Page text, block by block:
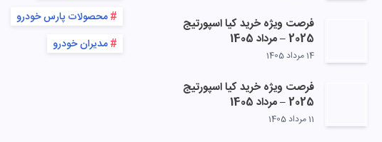
فرصت ویژه خرید کیا اسپورتیج
2025 – مرداد 1405
14 مرداد 1405
فرصت ویژه خرید کیا اسپورتیج
2025 – مرداد 1405
11 مرداد 1405
محصولات پارس خودرو
مدیران خودرو